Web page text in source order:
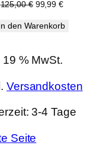
125,00€ Ursprünglicher
war:
99,99€Aktueller
ist:
den Warenkorb
19 % MwSt.
Versandkosten
3-4 Tage
Seite